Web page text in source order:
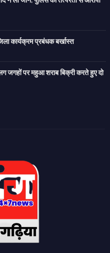
कार्यक्रम प्रबंधक बर्खास्त
जगहों पर महुआ शराब बिक्री करते हुए दो